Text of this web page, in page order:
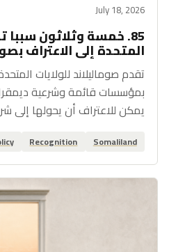
July 18, 2026
85. خمسة وثلاثون سببا
المتحدة إلى الاعتراف
تقدم صوماليلاند للولايات
بمؤسسات قائمة وشرعية
يمكن للاعتراف أن يحولها إلى
Somaliland
Recognition